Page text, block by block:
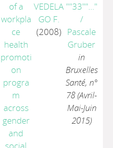
of a
workpla
ce
health
promoti
on
progra
m
across
gender
and
VEDELA
GO F.
(2008)
""33""..."
/
Pascale
Gruber
in
Bruxelles
Santé, n°
78 (Avril-
Mai-Juin
2015)